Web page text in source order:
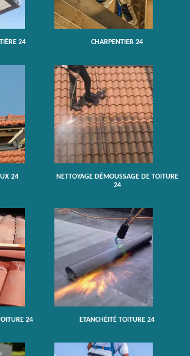
24 CHARPENTIER 24
24
NETTOYAGE DÉMOUSSAGE DE TOITURE
24
24 ETANCHÉITÉ TOITURE 24